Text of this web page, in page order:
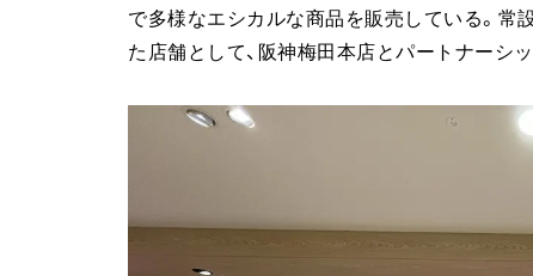
で多様なエシカルな商品を販売している。常
た店舗として、阪神梅田本店とパートナーシ